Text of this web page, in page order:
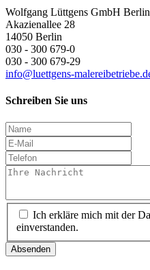
Wolfgang Lüttgens GmbH Berlin
Akazienallee 28
14050 Berlin
030 - 300 679-0
030 - 300 679-29
info@luettgens-
Schreiben Sie uns
Ich erkläre mich mit der
einverstanden.
Absenden